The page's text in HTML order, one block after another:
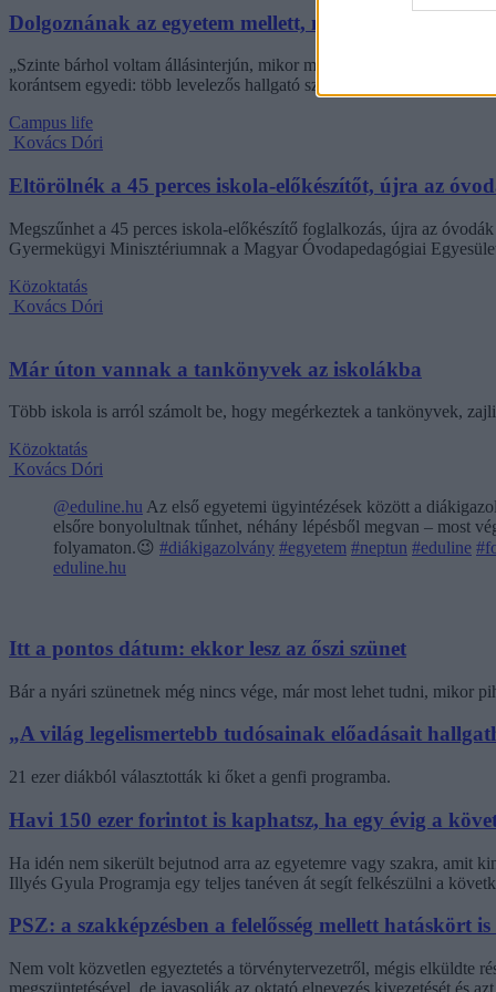
Dolgoznának az egyetem mellett, mégsem
„Szinte bárhol voltam állásinterjún, mikor megtudták, hogy levelező
korántsem egyedi: több levelezős hallgató számolt be hasonló
Campus life
Kovács Dóri
Eltörölnék a 45 perces iskola-előkészítőt, újra az
Megszűnhet a 45 perces iskola-előkészítő foglalkozás, újra az
Gyermekügyi Minisztériumnak a Magyar Óvodapedagógiai
Közoktatás
Kovács Dóri
Már úton vannak a tankönyvek az iskolákba
Több iskola is arról számolt be, hogy megérkeztek a tankönyvek,
Közoktatás
Kovács Dóri
@eduline.hu Az első egyetemi ügyintézések között a
elsőre bonyolultnak tűnhet, néhány lépésből megvan – most
folyamaton.😉 #diákigazolvány #egyetem #neptun #eduline
eduline.hu
Itt a pontos dátum: ekkor lesz az őszi szünet
Bár a nyári szünetnek még nincs vége, már most lehet tudni, mikor
„A világ legelismertebb tudósainak előadásait
21 ezer diákból választották ki őket a genfi programba.
Havi 150 ezer forintot is kaphatsz, ha egy évig a
Ha idén nem sikerült bejutnod arra az egyetemre vagy szakra, amit
Illyés Gyula Programja egy teljes tanéven át segít felkészülni a
PSZ: a szakképzésben a felelősség mellett hatáskört
Nem volt közvetlen egyeztetés a törvénytervezetről, mégis elküldte
megszüntetésével, de javasolják az oktató elnevezés kivezetését és